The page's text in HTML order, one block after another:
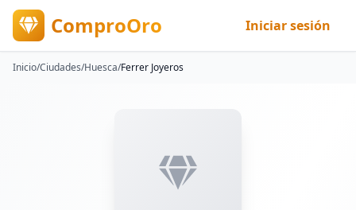
ComproOro Iniciar sesión
Inicio/Ciudades/Huesca/Ferrer Joyeros